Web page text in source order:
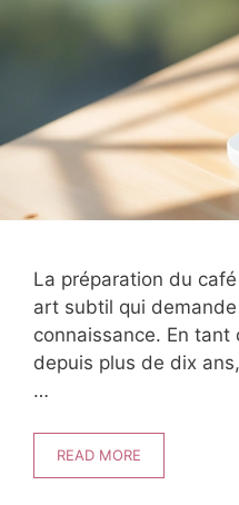
La préparation du
art subtil qui
connaissance. En
depuis plus de dix
…
READ MORE